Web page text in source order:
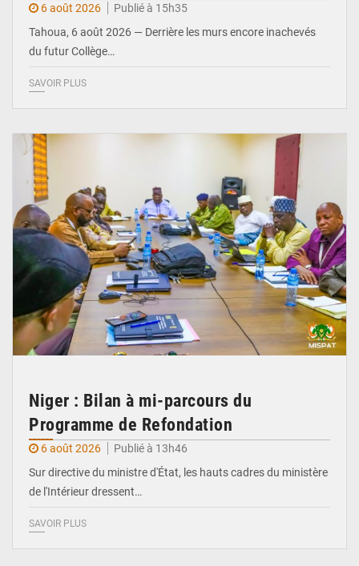
6 août 2026
Publié à 15h35
Tahoua, 6 août 2026 — Derrière les murs encore inachevés
du futur Collège…
SAVOIR PLUS
Niger : Bilan à mi-parcours du
Programme de Refondation
6 août 2026
Publié à 13h46
Sur directive du ministre d'État, les hauts cadres du ministère
de l'Intérieur dressent…
SAVOIR PLUS